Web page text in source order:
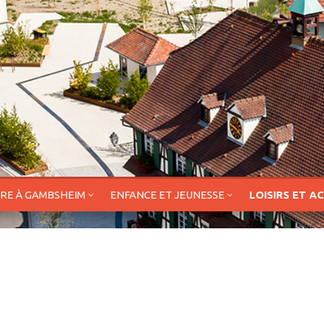
À GAMBSHEIM ENFANCE ET JEUNESSE LOISIRS ET